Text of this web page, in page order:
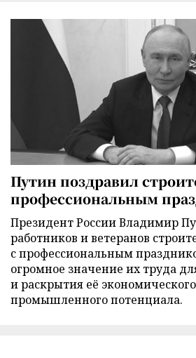
Путин поздравил
профессиональным
Президент России Владимир
работников и ветеранов
с профессиональным
огромное значение их труда
и раскрытия её
промышленного потенциала.